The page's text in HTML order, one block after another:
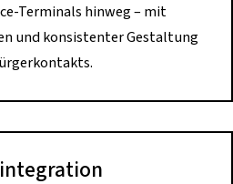
Terminals hinweg – mit
und konsistenter Gestaltung